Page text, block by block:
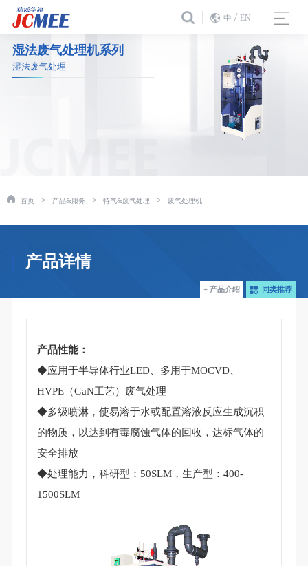
中 / EN
首页 > 产品&服务 > 特气&废气处理 > 废气处理机
湿法废气处理机系列
湿法废气处理
产品详情
+ 产品介绍 同类推荐
产品性能：
◆应用于半导体行业LED、多用于MOCVD、
HVPE（GaN工艺）废气处理
◆多级喷淋，使易溶于水或配置溶液反应生成沉积
的物质，以达到有毒腐蚀气体的回收，达标气体的
安全排放
◆处理能力，科研型：50SLM，生产型：400-
1500SLM